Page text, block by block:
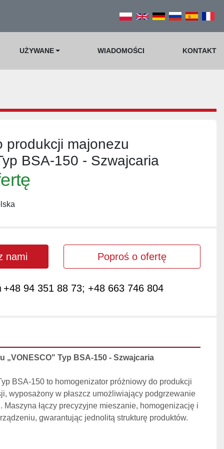
UŻYWANE WIADOMOŚCI KONTAKT
produkcji majonezu
BSA-150 - Szwajcaria
nami Poproś o ofertę
+48 94 351 88 73; +48 663 746 804
„VONESCO" Typ BSA-150 - Szwajcaria
BSA-150 to homogenizator próżniowy do produkcji
wyposażony w płaszcz umożliwiający podgrzewanie
Maszyna łączy precyzyjne mieszanie, homogenizację i
gwarantując jednolitą strukturę produktów.